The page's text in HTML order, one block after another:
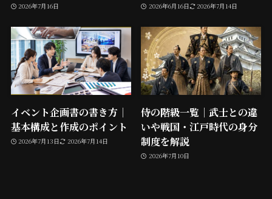
2026年7月16日 2026年6月16日 2026年7月14日
イベント企画書の書き方｜
基本構成と作成のポイント
2026年7月13日 2026年7月14日
侍の階級一覧｜武士との違
いや戦国・江戸時代の身分
制度を解説
2026年7月10日